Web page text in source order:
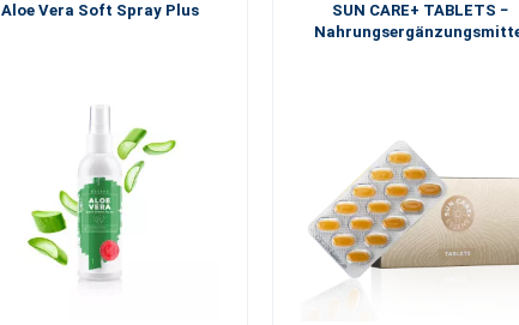
Aloe Vera Soft Spray Plus
SUN CARE+ TABLETS −